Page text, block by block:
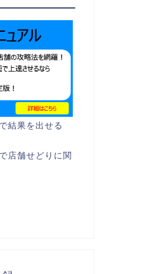
結果を出せる
店舗せどりに関